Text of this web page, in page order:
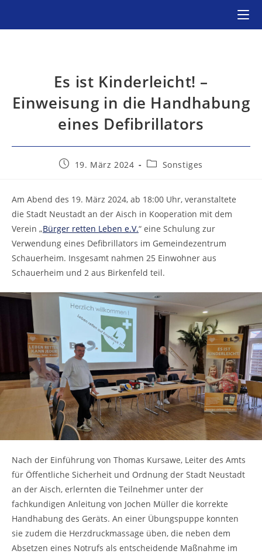
Es ist Kinderleicht! –
Einweisung in die Handhabung
eines Defibrillators
Beitrag19. März 2024
Beitrags-
Sonstiges
Am Abend des 19. März 2024, ab 18:00 Uhr, veranstaltete
die Stadt Neustadt an der Aisch in Kooperation mit dem
Verein „Bürger retten Leben e.V.“ eine Schulung zur
Verwendung eines Defibrillators im Gemeindezentrum
Schauerheim. Insgesamt nahmen 25 Einwohner aus
Schauerheim und 2 aus Birkenfeld teil.
Nach der Einführung von Thomas Kursawe, Leiter des Amts
für Öffentliche Sicherheit und Ordnung der Stadt Neustadt
an der Aisch, erlernten die Teilnehmer unter der
fachkundigen Anleitung von Jochen Müller die korrekte
Handhabung des Geräts. An einer Übungspuppe konnten
sie zudem die Herzdruckmassage üben, die neben dem
Absetzen eines Notrufs als entscheidende Maßnahme im